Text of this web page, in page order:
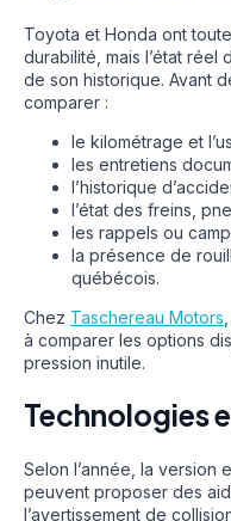
Toyota et Honda ont
durabilité, mais l’état réel
de son historique. Avant
comparer :
le kilométrage et
les entretiens
l’historique
l’état des freins,
les rappels ou
la présence de
québécois.
Chez Taschereau Motors
à comparer les options
pression inutile.
Technologies
Selon l’année, la version
peuvent proposer des
l’avertissement de